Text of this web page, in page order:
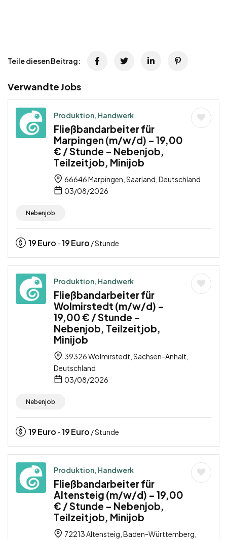
Teile diesen Beitrag:
Verwandte Jobs
Produktion, Handwerk
Fließbandarbeiter für
Marpingen (m/w/d) – 19,00
€ / Stunde – Nebenjob,
Teilzeitjob, Minijob
66646 Marpingen, Saarland, Deutschland
03/08/2026
Nebenjob
19Euro -19Euro / Stunde
Produktion, Handwerk
Fließbandarbeiter für
Wolmirstedt (m/w/d) –
19,00 € / Stunde –
Nebenjob, Teilzeitjob,
Minijob
39326 Wolmirstedt, Sachsen-Anhalt,
Deutschland
03/08/2026
Nebenjob
19Euro -19Euro / Stunde
Produktion, Handwerk
Fließbandarbeiter für
Altensteig (m/w/d) – 19,00
€ / Stunde – Nebenjob,
Teilzeitjob, Minijob
72213 Altensteig, Baden-Württemberg,